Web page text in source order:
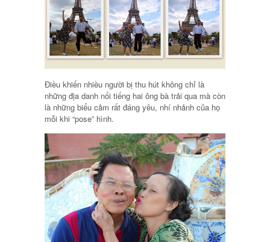
Điều khiến nhiều người bị thu hút không chỉ là
những địa danh nổi tiếng hai ông bà trải qua mà còn
là những biểu cảm rất đáng yêu, nhí nhảnh của họ
mỗi khi “pose” hình.